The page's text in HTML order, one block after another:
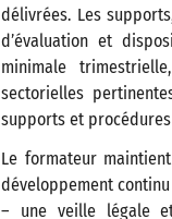
délivrées. Les
d’évaluation et
minimale
sectorielles
supports et
Le formateur
développement
– une veille légale